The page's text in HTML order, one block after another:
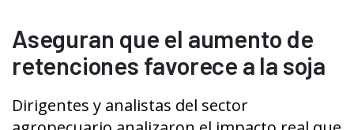
Aseguran que el aumento de
retenciones favorece a la soja
Dirigentes y analistas del sector